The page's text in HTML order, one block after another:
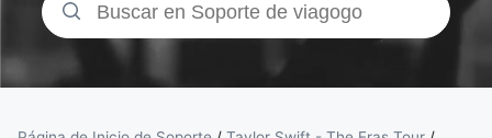
Teatro |
viagogo, el